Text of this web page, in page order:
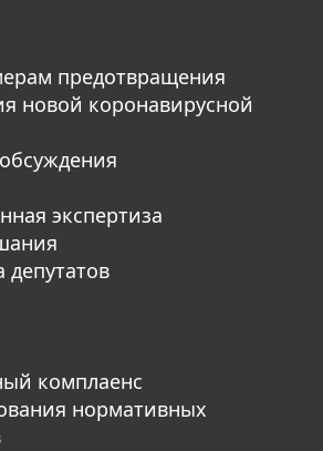
предотвращения
новой коронавирусной
экспертиза
комплаенс
нормативных